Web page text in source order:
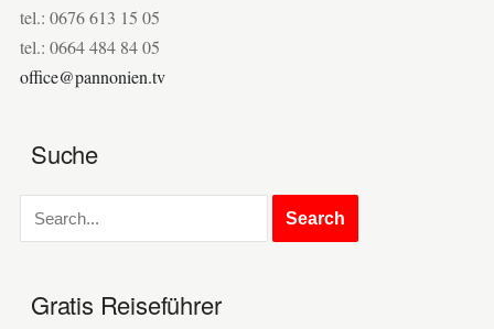
tel.: 0676 613 15 05
tel.: 0664 484 84 05
office@pannonien.tv
Suche
Gratis Reiseführer